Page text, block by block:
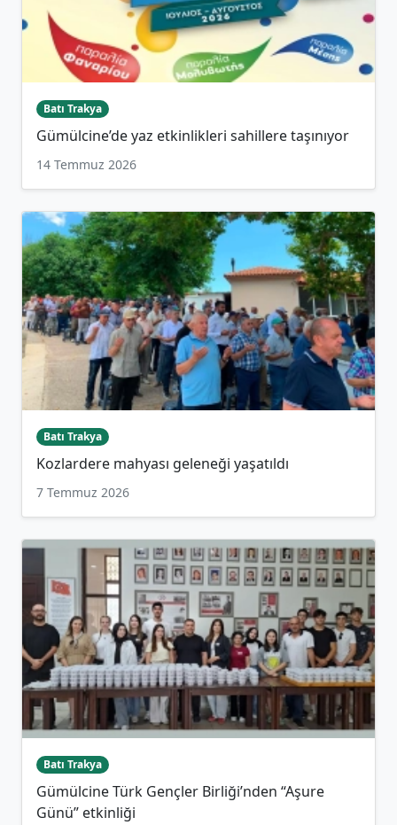
Batı Trakya
Gümülcine’de yaz etkinlikleri sahillere taşınıyor
14 Temmuz 2026
Batı Trakya
Kozlardere mahyası geleneği yaşatıldı
7 Temmuz 2026
Batı Trakya
Gümülcine Türk Gençler Birliği’nden “Aşure
Günü” etkinliği